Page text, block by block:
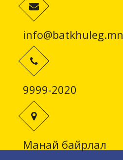
info@batkhuleg.mn
9999-2020
Манай байрлал